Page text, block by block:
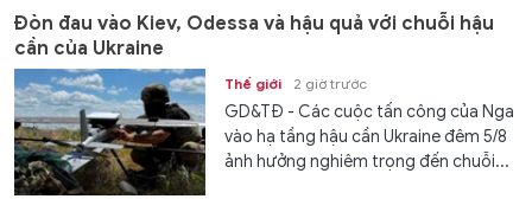
Đòn đau vào Kiev, Odessa và hậu quả với chuỗi hậu
cần của Ukraine
Thế giới 2 giờ trước
GD&TĐ - Các cuộc tấn công của Nga
vào hạ tầng hậu cần Ukraine đêm 5/8
ảnh hưởng nghiêm trọng đến chuỗi...